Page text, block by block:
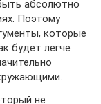
абсолютно
Поэтому
которые
будет легче
не